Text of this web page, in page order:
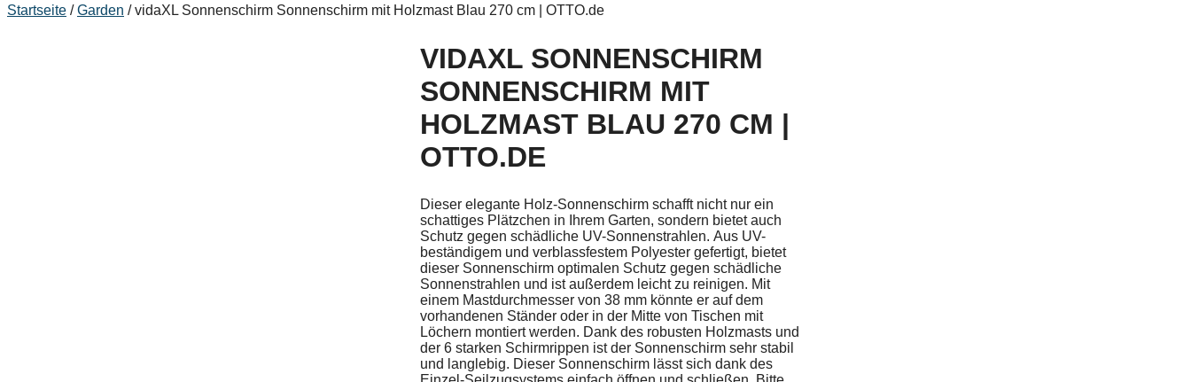
Startseite /Garden / vidaXL Sonnenschirm Sonnenschirm mit Holzmast Blau 270 cm | OTTO.de
VIDAXL SONNENSCHIRM
SONNENSCHIRM MIT
HOLZMAST BLAU 270 CM |
OTTO.DE
Dieser elegante Holz-Sonnenschirm schafft nicht nur ein
schattiges Plätzchen in Ihrem Garten, sondern bietet auch
Schutz gegen schädliche UV-Sonnenstrahlen. Aus UV-
beständigem und verblassfestem Polyester gefertigt, bietet
dieser Sonnenschirm optimalen Schutz gegen schädliche
Sonnenstrahlen und ist außerdem leicht zu reinigen. Mit
einem Mastdurchmesser von 38 mm könnte er auf dem
vorhandenen Ständer oder in der Mitte von Tischen mit
Löchern montiert werden. Dank des robusten Holzmasts und
der 6 starken Schirmrippen ist der Sonnenschirm sehr stabil
und langlebig. Dieser Sonnenschirm lässt sich dank des